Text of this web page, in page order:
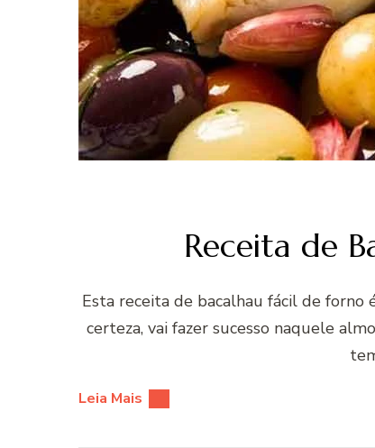
Receita de
Esta receita de bacalhau fácil de forno
certeza, vai fazer sucesso naquele
Leia Mais